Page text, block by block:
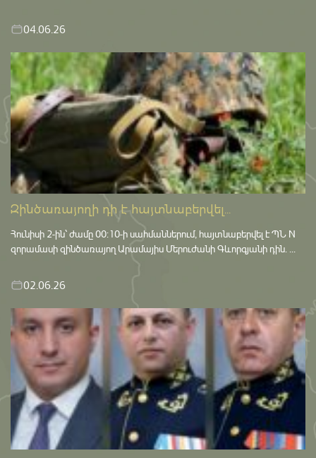
04.06.26
Զինծառայողի դի է հայտնաբերվել...
Հունիսի 2-ին՝ ժամը 00:10-ի սահմաններում, հայտնաբերվել է ՊՆ N
զորամասի զինծառայող Արամայիս Մերուժանի Գևորգյանի դին. ...
02.06.26